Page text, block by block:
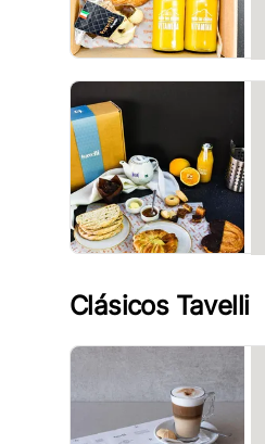
Clásicos Tavelli